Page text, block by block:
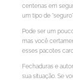
centenas em
um tipo de “seguro”.
Pode ser um
mas você
esses pacotes
Fechaduras e
sua situação. Se